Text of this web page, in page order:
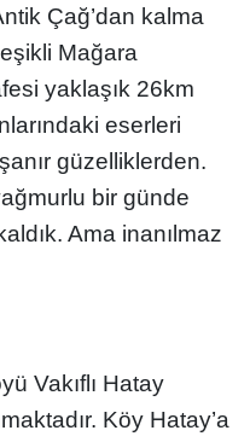
Çağ’dan kalma
Mağara
yaklaşık 26km
eserleri
güzelliklerden.
bir günde
Ama inanılmaz
Vakıflı Hatay
Köy Hatay’a